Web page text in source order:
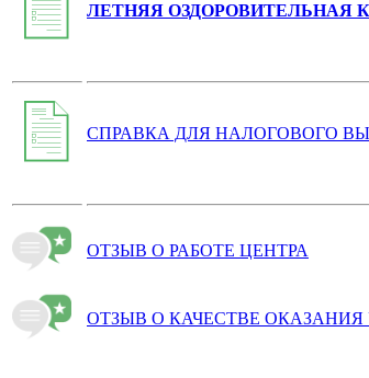
ЛЕТНЯЯ ОЗДОРОВИТЕЛЬНАЯ
СПРАВКА ДЛЯ НАЛОГОВОГО
ОТЗЫВ О РАБОТЕ ЦЕНТРА
ОТЗЫВ О КАЧЕСТВЕ